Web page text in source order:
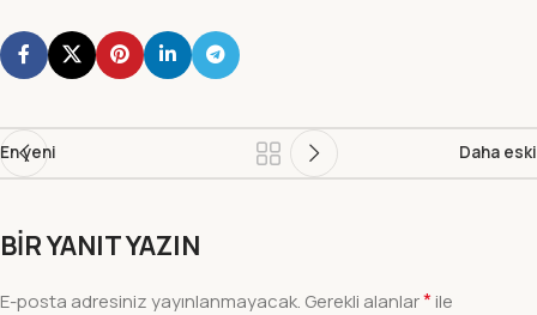
En yeni Daha eski
BIR YANIT YAZIN
E-posta adresiniz yayınlanmayacak. Gerekli alanlar*ile